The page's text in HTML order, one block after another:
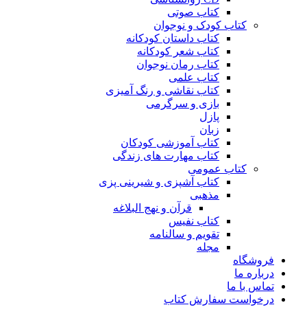
کتاب صوتی
کتاب کودک و نوجوان
کتاب داستان کودکانه
کتاب شعر کودکانه
کتاب رمان نوجوان
کتاب علمی
کتاب نقاشی و رنگ آمیزی
بازی و سرگرمی
پازل
زبان
کتاب آموزشی کودکان
کتاب مهارت های زندگی
کتاب عمومی
کتاب آشپزی و شیرینی پزی
مذهبی
قرآن و نهج البلاغه
کتاب نفیس
تقویم و سالنامه
مجله
فروشگاه
درباره ما
تماس با ما
درخواست سفارش کتاب